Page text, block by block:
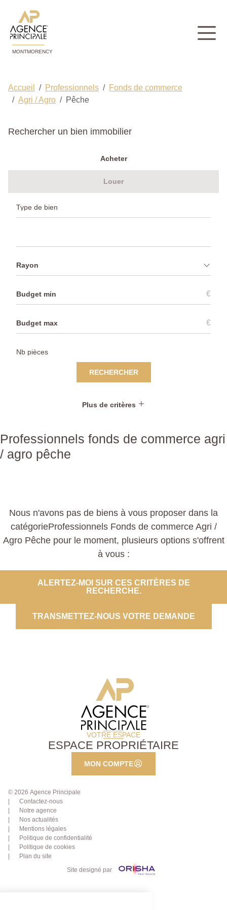
MONTMORENCY
Accueil Professionnels
Fonds de commerce
Agri / Agro
Pêche
Rechercher un bien immobilier
Acheter
Louer
Rayon
€
€
RECHERCHER
Plus de critères
Professionnels fonds de commerce agri
/ agro pêche
Nous n'avons pas de biens à vous proposer dans la
catégorieProfessionnels Fonds de commerce Agri /
Agro Pêche pour le moment, plusieurs options s'offrent
à vous :
ALERTEZ-MOI SUR CES CRITÈRES DE
RECHERCHE.
TRANSMETTEZ-NOUS VOTRE DEMANDE
VOTRE ESPACE
ESPACE PROPRIÉTAIRE
MON COMPTE
© 2026 Agence Principale
Contactez-nous
Notre agence
Nos actualités
Mentions légales
Politique de confidentialité
Politique de cookies
Plan du site
Site designé par